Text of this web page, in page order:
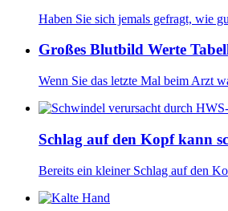
Haben Sie sich jemals gefragt, wie
Großes Blutbild Werte
Wenn Sie das letzte Mal beim Arzt
Schlag auf den Kopf kann
Bereits ein kleiner Schlag auf den